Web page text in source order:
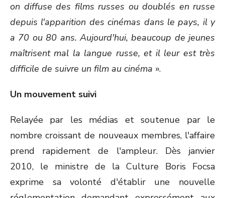
on diffuse des films russes ou doublés en russe
depuis l'apparition des cinémas dans le pays, il y
a 70 ou 80 ans. Aujourd'hui, beaucoup de jeunes
maîtrisent mal la langue russe, et il leur est très
difficile de suivre un film au cinéma ».
Un mouvement suivi
Relayée par les médias et soutenue par le
nombre croissant de nouveaux membres, l'affaire
prend rapidement de l'ampleur. Dès janvier
2010, le ministre de la Culture Boris Focsa
exprime sa volonté d'établir une nouvelle